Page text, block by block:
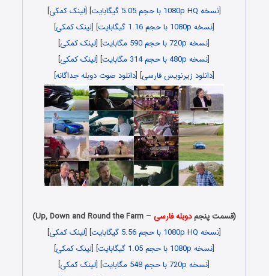
[نسخه 1080p HQ با حجم 5.05 گیگابایت ] [لینک کمکی]
[نسخه 1080p با حجم 1.16 گیگابایت ] [لینک کمکی]
[نسخه 720p با حجم 590 مگابایت ] [لینک کمکی]
[نسخه 480p با حجم 314 مگابایت ] [لینک کمکی]
[دانلود زیرنویس فارسی] [دانلود صوت دوبله جداگانه]
(قسمت پنجمدوبله فارسی – Up, Down and Round the Farm)
[نسخه 1080p HQ با حجم 5.56 گیگابایت ] [لینک کمکی]
[نسخه 1080p با حجم 1.05 گیگابایت ] [لینک کمکی]
[نسخه 720p با حجم 548 مگابایت ] [لینک کمکی]